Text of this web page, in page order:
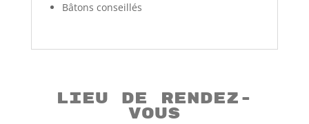
Bâtons conseillés
Lieu de rendez-
vous